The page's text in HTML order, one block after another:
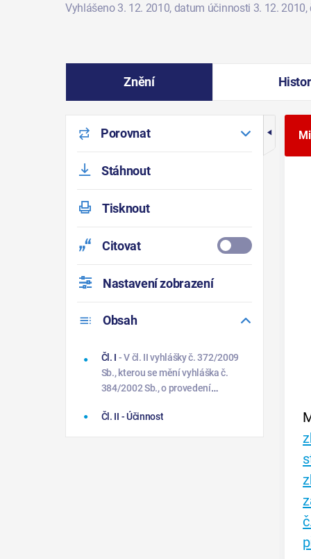
Vyhlášeno 3. 12. 2010, datum účinnosti 3. 12. 2010
Znění
Porovnat
Stáhnout
Tisknout
Citovat
Nastavení zobrazení
Obsah
Čl. I - V čl. II vyhlášky č. 372/2009
Sb., kterou se mění vyhláška č.
384/2002 Sb., o provedení
zbraních, ve znění vyhlášky č.
Čl. II - Účinnost